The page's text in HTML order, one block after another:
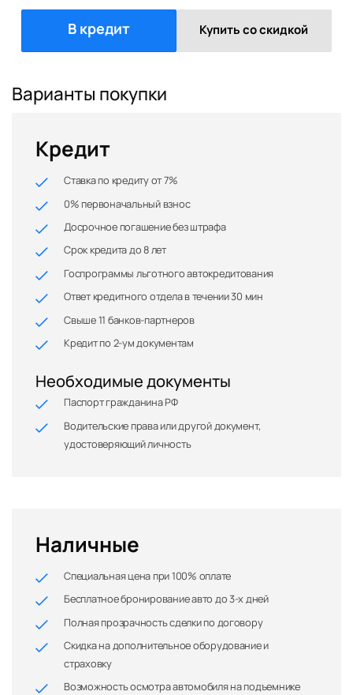
В кредит Купить со скидкой
Варианты покупки
Кредит
Ставка по кредиту от 7%
0% первоначальный взнос
Досрочное погашение без штрафа
Срок кредита до 8 лет
Госпрограммы льготного автокредитования
Ответ кредитного отдела в течении 30 мин
Свыше 11 банков-партнеров
Кредит по 2-ум документам
Необходимые документы
Паспорт гражданина РФ
Водительские права или другой документ,
удостоверяющий личность
Наличные
Специальная цена при 100% оплате
Бесплатное бронирование авто до 3-х дней
Полная прозрачность сделки по договору
Скидка на дополнительное оборудование и
страховку
Возможность осмотра автомобиля на подъемнике